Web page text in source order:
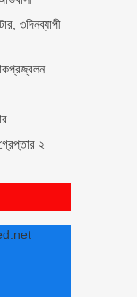
৩দিনব্যাপী
২